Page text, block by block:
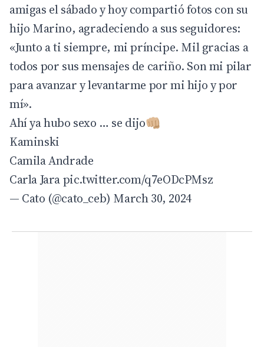
amigas el sábado y hoy compartió fotos con su
hijo Marino, agradeciendo a sus seguidores:
«Junto a ti siempre, mi príncipe. Mil gracias a
todos por sus mensajes de cariño. Son mi pilar
para avanzar y levantarme por mi hijo y por
mí».
Ahí ya hubo sexo … se dijo👊🏼
Kaminski
Camila Andrade
Carla Jarapic.twitter.com/q7eODcPMsz
— Cato (@cato_ceb) March 30, 2024